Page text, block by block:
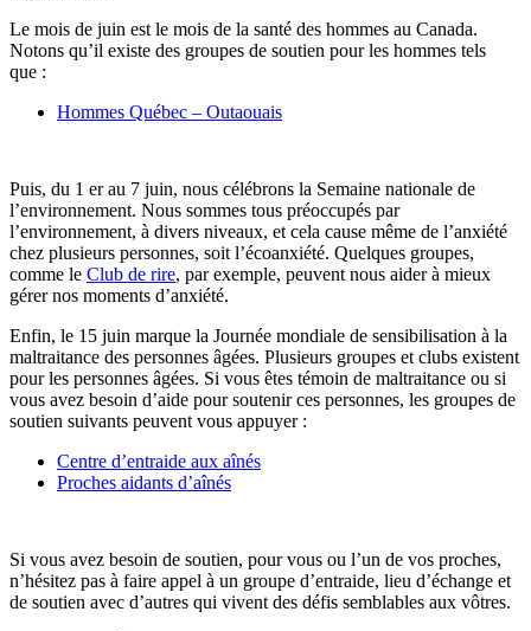
Le mois de juin est le mois de la santé des hommes au Canada.
Notons qu’il existe des groupes de soutien pour les hommes tels
que :
Hommes Québec – Outaouais
Puis, du 1 er au 7 juin, nous célébrons la Semaine nationale de
l’environnement. Nous sommes tous préoccupés par
l’environnement, à divers niveaux, et cela cause même de l’anxiété
chez plusieurs personnes, soit l’écoanxiété. Quelques groupes,
comme le Club de rire, par exemple, peuvent nous aider à mieux
gérer nos moments d’anxiété.
Enfin, le 15 juin marque la Journée mondiale de sensibilisation à la
maltraitance des personnes âgées. Plusieurs groupes et clubs existent
pour les personnes âgées. Si vous êtes témoin de maltraitance ou si
vous avez besoin d’aide pour soutenir ces personnes, les groupes de
soutien suivants peuvent vous appuyer :
Centre d’entraide aux aînés
Proches aidants d’aînés
Si vous avez besoin de soutien, pour vous ou l’un de vos proches,
n’hésitez pas à faire appel à un groupe d’entraide, lieu d’échange et
de soutien avec d’autres qui vivent des défis semblables aux vôtres.